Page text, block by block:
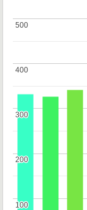
100
100
200
200
300
300
400
400
500
500